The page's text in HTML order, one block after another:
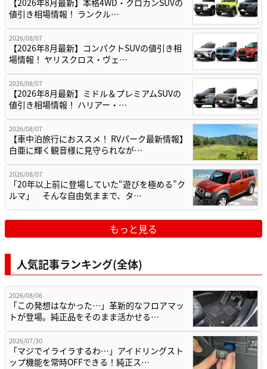
値引き相場情報！ ランクル…
2026/08/07
【2026年8月最新】コンパクトSUVの値引き相
場情報！ ヤリスクロス・ヴェ…
2026/08/07
【2026年8月最新】ミドル＆プレミアムSUVの
値引き相場情報！ ハリアー・…
2026/08/07
【車中泊旅行におススメ！ RVパーク最新情報】
白亜に輝く観音様に見守られなが…
2026/08/07
「20年以上前に登場していた“遊びを極める”ク
ルマ」 そんな自由気ままで、タ…
もっと見る
人気記事ランキング(全体)
2026/08/06
「この発想はなかった…」革新的なフロアマッ
トが登場。純正品をそのまま活かせる…
2026/07/30
「マジでイライラするわ…」アイドリングスト
ップ機能を常時OFFできる！純正ス…